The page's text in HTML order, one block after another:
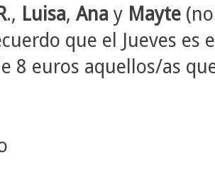
., Luisa, Ana y Mayte
que el Jueves es
8 euros aquellos/as